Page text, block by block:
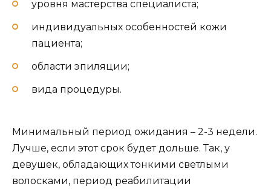
уровня мастерства специалиста;
индивидуальных особенностей кожи
пациента;
области эпиляции;
вида процедуры.
Минимальный период ожидания – 2-3 недели.
Лучше, если этот срок будет дольше. Так, у
девушек, обладающих тонкими светлыми
волосками, период реабилитации